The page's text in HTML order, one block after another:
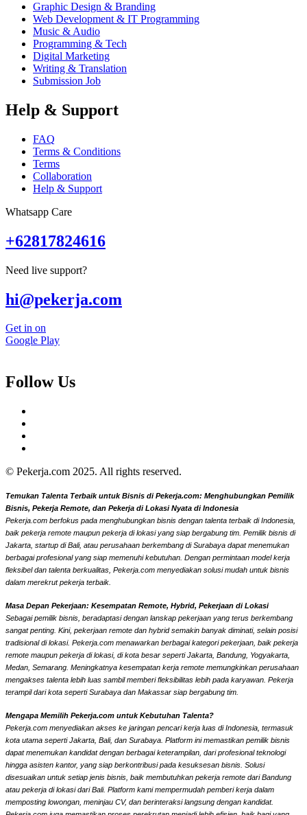
Graphic Design & Branding
Web Development & IT Programming
Music & Audio
Programming & Tech
Digital Marketing
Writing & Translation
Submission Job
Help & Support
FAQ
Terms & Conditions
Terms
Collaboration
Help & Support
Whatsapp Care
+62817824616
Need live support?
hi@pekerja.com
Get in on
Google Play
Follow Us
© Pekerja.com 2025. All rights reserved.
Temukan Talenta Terbaik untuk Bisnis di Pekerja.com: Menghubungkan Pemilik
Bisnis, Pekerja Remote, dan Pekerja di Lokasi Nyata di Indonesia
Pekerja.com berfokus pada menghubungkan bisnis dengan talenta terbaik di Indonesia,
baik pekerja remote maupun pekerja di lokasi yang siap bergabung tim. Pemilik bisnis di
Jakarta, startup di Bali, atau perusahaan berkembang di Surabaya dapat menemukan
berbagai profesional yang siap memenuhi kebutuhan. Dengan permintaan model kerja
fleksibel dan talenta berkualitas, Pekerja.com menyediakan solusi mudah untuk bisnis
dalam merekrut pekerja terbaik.
Masa Depan Pekerjaan: Kesempatan Remote, Hybrid, Pekerjaan di Lokasi
Sebagai pemilik bisnis, beradaptasi dengan lanskap pekerjaan yang terus berkembang
sangat penting. Kini, pekerjaan remote dan hybrid semakin banyak diminati, selain posisi
tradisional di lokasi. Pekerja.com menawarkan berbagai kategori pekerjaan, baik pekerja
remote maupun pekerja di lokasi, di kota besar seperti Jakarta, Bandung, Yogyakarta,
Medan, Semarang. Meningkatnya kesempatan kerja remote memungkinkan perusahaan
mengakses talenta lebih luas sambil memberi fleksibilitas lebih pada karyawan. Pekerja
terampil dari kota seperti Surabaya dan Makassar siap bergabung tim.
Mengapa Memilih Pekerja.com untuk Kebutuhan Talenta?
Pekerja.com menyediakan akses ke jaringan pencari kerja luas di Indonesia, termasuk
kota utama seperti Jakarta, Bali, dan Surabaya. Platform ini memastikan pemilik bisnis
dapat menemukan kandidat dengan berbagai keterampilan, dari profesional teknologi
hingga asisten kantor, yang siap berkontribusi pada kesuksesan bisnis. Solusi
disesuaikan untuk setiap jenis bisnis, baik membutuhkan pekerja remote dari Bandung
atau pekerja di lokasi dari Bali. Platform kami mempermudah pemberi kerja dalam
memposting lowongan, meninjau CV, dan berinteraksi langsung dengan kandidat.